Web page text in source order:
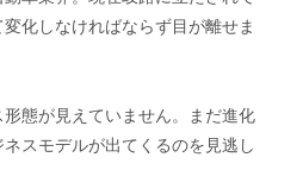
化しなければならず目が離せま
態が見えていません。まだ進化
スモデルが出てくるのを見逃し